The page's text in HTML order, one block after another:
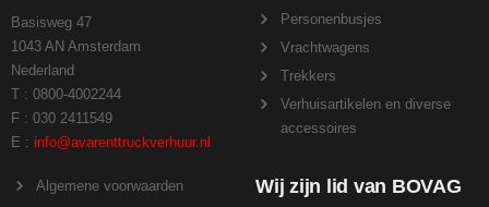
Basisweg 47
1043 AN Amsterdam
Nederland
T : 0800-4002244
F : 030 2411549
E : info@avarenttruckverhuur.nl
Personenbusjes
Vrachtwagens
Trekkers
Verhuisartikelen en diverse
accessoires
Algemene voorwaarden
Wij zijn lid van BOVAG